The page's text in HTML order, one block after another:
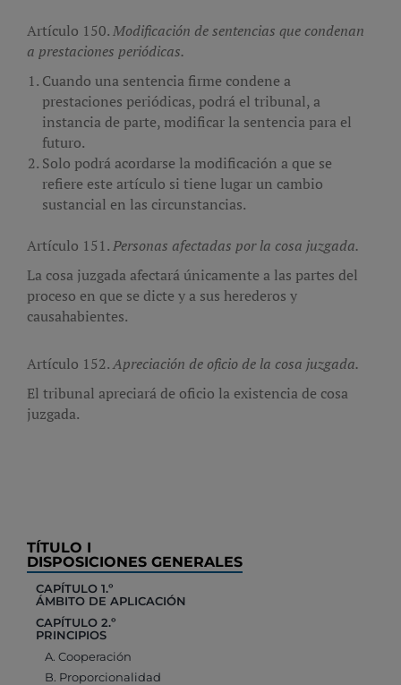
Artículo 150.Modificación de sentencias que condenan
a prestaciones periódicas.
Cuando una sentencia firme condene a
prestaciones periódicas, podrá el tribunal, a
instancia de parte, modificar la sentencia para el
futuro.
Solo podrá acordarse la modificación a que se
refiere este artículo si tiene lugar un cambio
sustancial en las circunstancias.
Artículo 151.Personas afectadas por la cosa juzgada.
La cosa juzgada afectará únicamente a las partes del
proceso en que se dicte y a sus herederos y
causahabientes.
Artículo 152.Apreciación de oficio de la cosa juzgada.
El tribunal apreciará de oficio la existencia de cosa
juzgada.
TÍTULO I
DISPOSICIONES GENERALES
CAPÍTULO 1.º
ÁMBITO DE APLICACIÓN
CAPÍTULO 2.º
PRINCIPIOS
A. Cooperación
B. Proporcionalidad